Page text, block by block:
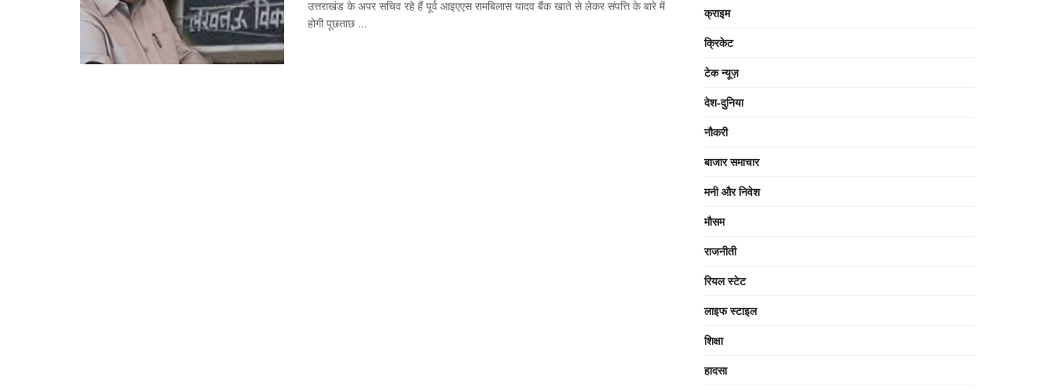
उत्तराखंड के अपर सचिव रहे हैं पूर्व आइएएस रामबिलास यादव बैंक खाते से लेकर संपत्ति के बारे में
होगी पूछताछ ...
क्राइम
क्रिकेट
टेक न्यूज़
देश-दुनिया
नौकरी
बाजार समाचार
मनी और निवेश
मौसम
राजनीती
रियल स्टेट
लाइफ स्टाइल
शिक्षा
हादसा